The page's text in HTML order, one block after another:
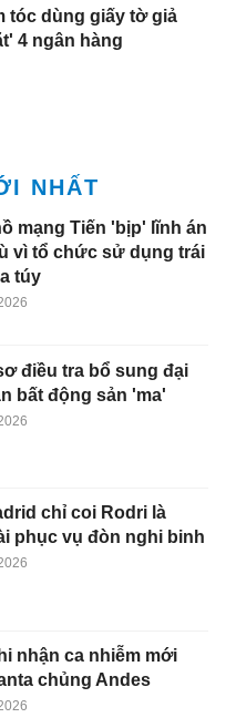
tóc dùng giấy tờ giả
4 ngân hàng
NHẤT
mạng Tiến 'bịp' lĩnh án
vì tổ chức sử dụng trái
túy
điều tra bổ sung đại
bất động sản 'ma'
chỉ coi Rodri là
phục vụ đòn nghi binh
nhận ca nhiễm mới
chủng Andes